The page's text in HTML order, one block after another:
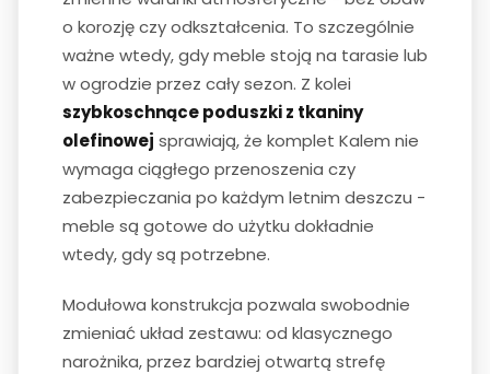
o korozję czy odkształcenia. To szczególnie
ważne wtedy, gdy meble stoją na tarasie lub
w ogrodzie przez cały sezon. Z kolei
szybkoschnące poduszki z tkaniny
olefinowej sprawiają, że komplet Kalem nie
wymaga ciągłego przenoszenia czy
zabezpieczania po każdym letnim deszczu -
meble są gotowe do użytku dokładnie
wtedy, gdy są potrzebne.
Modułowa konstrukcja pozwala swobodnie
zmieniać układ zestawu: od klasycznego
narożnika, przez bardziej otwartą strefę